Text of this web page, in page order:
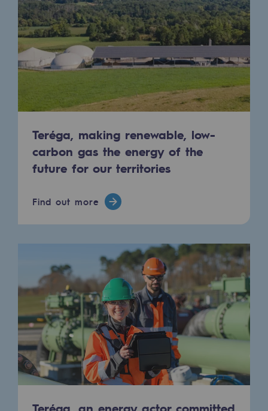
Our activities
Gas transport
Gas transport
Typical project
Connection
Gas storage
Expertise
Historic infrastructures
Biomethane
Biomethane
Biomethane: Challenges and
What is methanisation ?
Teréga, making renewable, low-
carbon gas the energy of the
future for our territories
Find out more